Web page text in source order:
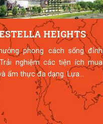
HEIGHTS
phong cách sống đỉnh
nghiệm các tiện ích mua
ẩm thực đa dạng. Lựa...